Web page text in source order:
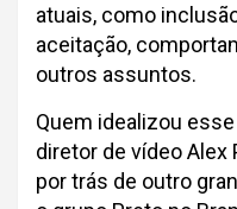
atuais, como
aceitação,
outros assuntos.
Quem idealizou
diretor de vídeo
por trás de outro